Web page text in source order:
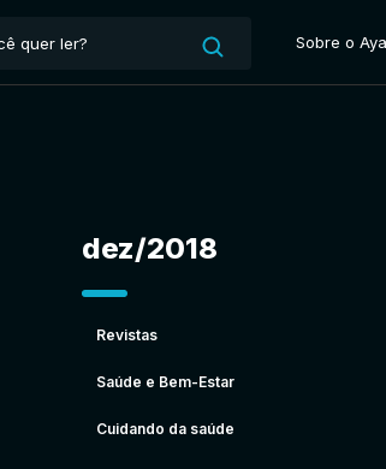
Sobre o
dez/2018
Revistas
Saúde e Bem-Estar
Cuidando da saúde